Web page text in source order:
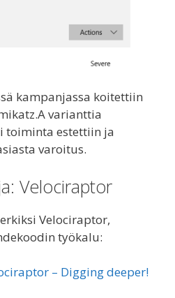
kampanjassa koitettiin
varianttia
toiminta estettiin ja
varoitus.
Velociraptor
Velociraptor,
työkalu:
– Digging deeper!